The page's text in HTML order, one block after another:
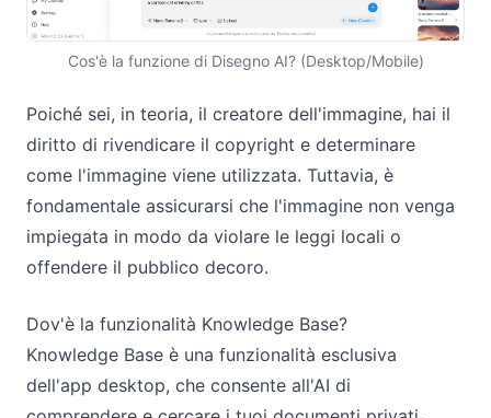
Cos'è la funzione di Disegno AI? (Desktop/Mobile)
Poiché sei, in teoria, il creatore dell'immagine, hai il
diritto di rivendicare il copyright e determinare
come l'immagine viene utilizzata. Tuttavia, è
fondamentale assicurarsi che l'immagine non venga
impiegata in modo da violare le leggi locali o
offendere il pubblico decoro.
Dov'è la funzionalità Knowledge Base?
Knowledge Base è una funzionalità esclusiva
dell'app desktop, che consente all'AI di